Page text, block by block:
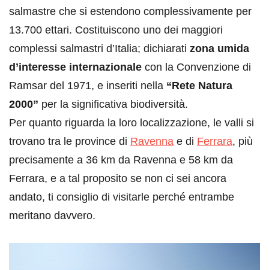
salmastre che si estendono complessivamente per
13.700 ettari. Costituiscono uno dei maggiori
complessi salmastri d’Italia; dichiarati zona umida
d’interesse internazionale con la Convenzione di
Ramsar del 1971, e inseriti nella “Rete Natura
2000” per la significativa biodiversità.
Per quanto riguarda la loro localizzazione, le valli si
trovano tra le province di Ravenna e di Ferrara, più
precisamente a 36 km da Ravenna e 58 km da
Ferrara, e a tal proposito se non ci sei ancora
andato, ti consiglio di visitarle perché entrambe
meritano davvero.